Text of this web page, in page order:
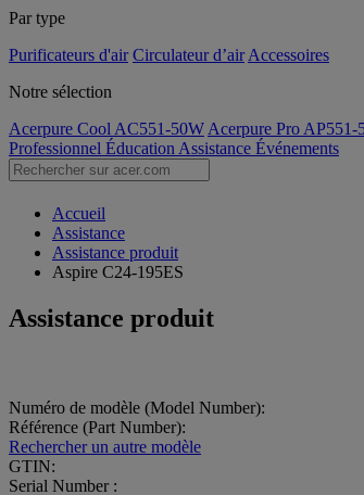
Par type
Purificateurs d'air Circulateur d’air Accessoires
Notre sélection
Acerpure Cool AC551-50W Acerpure Pro AP551-
Professionnel Éducation Assistance Événements
Accueil
Assistance
Assistance produit
Aspire C24-195ES
Assistance produit
Numéro de modèle (Model Number):
Référence (Part Number):
Rechercher un autre modèle
GTIN:
Serial Number :